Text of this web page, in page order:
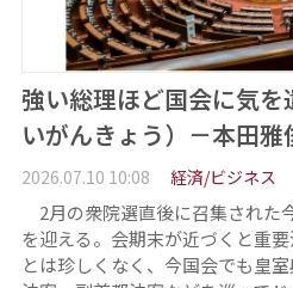
強い総理ほど国会に気
いがんきょう）－本田雅
2026.07.10 10:08 経済/ビジネス
2月の衆院選直後に召集された
を迎える。会期末が近づくと重
とは珍しくなく、今国会でも皇